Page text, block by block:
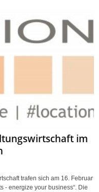
im
trafen sich am 16. Februar
- energize your business“. Die